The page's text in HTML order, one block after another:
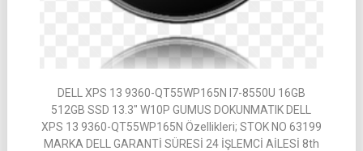
DELL XPS 13 9360-QT55WP165N I7-8550U 16GB
512GB SSD 13.3″ W10P GUMUS DOKUNMATIK DELL
XPS 13 9360-QT55WP165N Özellikleri; STOK NO 63199
MARKA DELL GARANTİ SÜRESİ 24 İŞLEMCİ AİLESİ 8th